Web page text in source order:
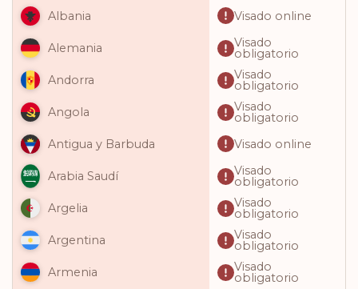
Albania
Visado online
Alemania Visado
obligatorio
Andorra
Visado
obligatorio
Angola
Visado
obligatorio
Antigua y Barbuda
Visado online
Arabia Saudí Visado
obligatorio
Argelia
Visado
obligatorio
Argentina
Visado
obligatorio
Armenia
Visado
obligatorio